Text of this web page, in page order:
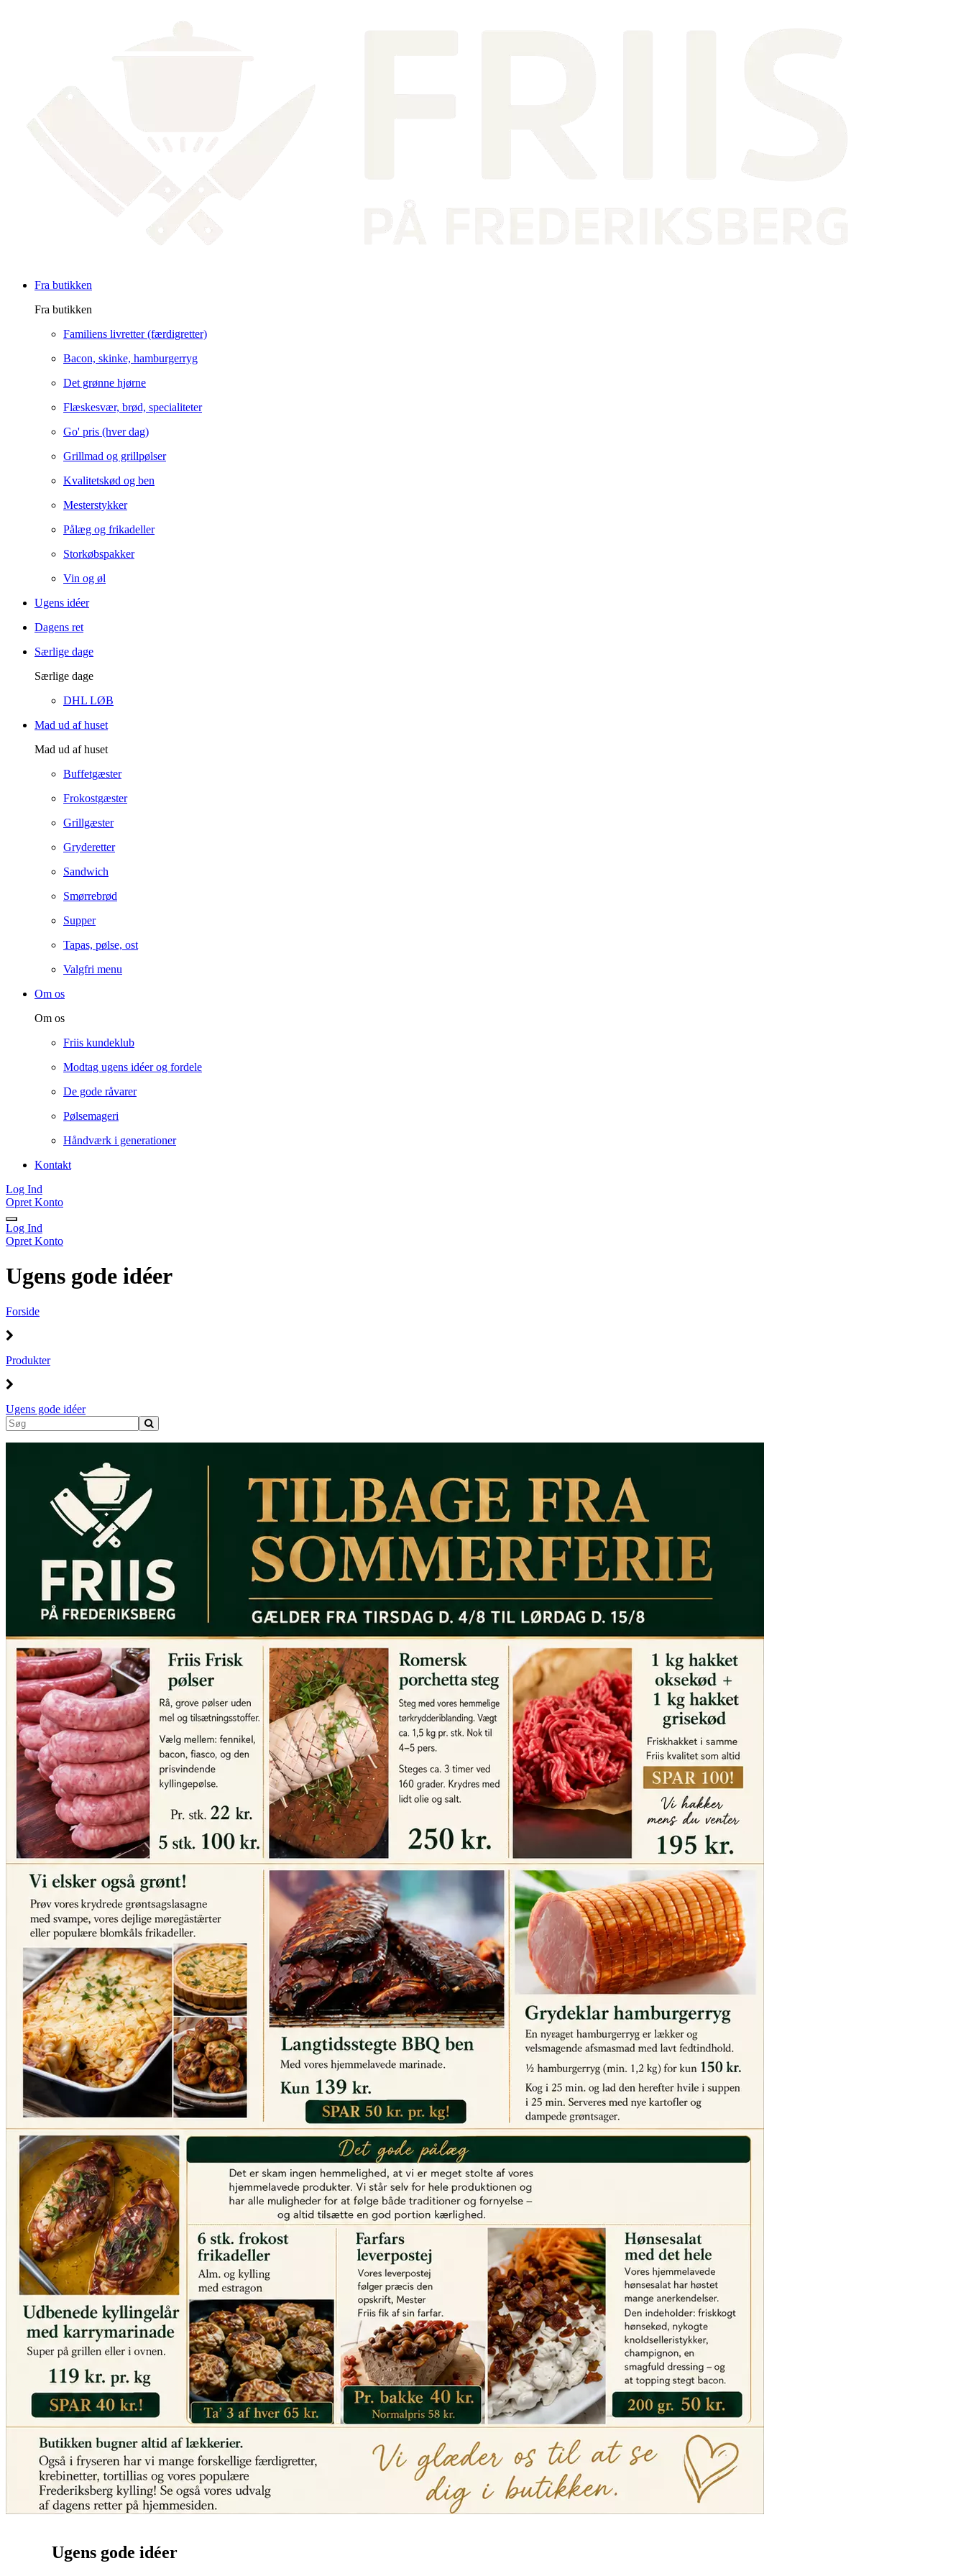
Fra butikken
Fra butikken
Familiens livretter (færdigretter)
Bacon, skinke, hamburgerryg
Det grønne hjørne
Flæskesvær, brød, specialiteter
Go' pris (hver dag)
Grillmad og grillpølser
Kvalitetskød og ben
Mesterstykker
Pålæg og frikadeller
Storkøbspakker
Vin og øl
Ugens idéer
Dagens ret
Særlige dage
Særlige dage
DHL LØB
Mad ud af huset
Mad ud af huset
Buffetgæster
Frokostgæster
Grillgæster
Gryderetter
Sandwich
Smørrebrød
Supper
Tapas, pølse, ost
Valgfri menu
Om os
Om os
Friis kundeklub
Modtag ugens idéer og fordele
De gode råvarer
Pølsemageri
Håndværk i generationer
Kontakt
Log Ind
Opret Konto
Log Ind
Opret Konto
Ugens gode idéer
Forside
Produkter
Ugens gode idéer
Ugens gode idéer